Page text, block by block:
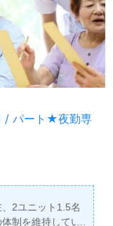
/ パート★夜勤専
2ユニット1.5名
制を維持してい